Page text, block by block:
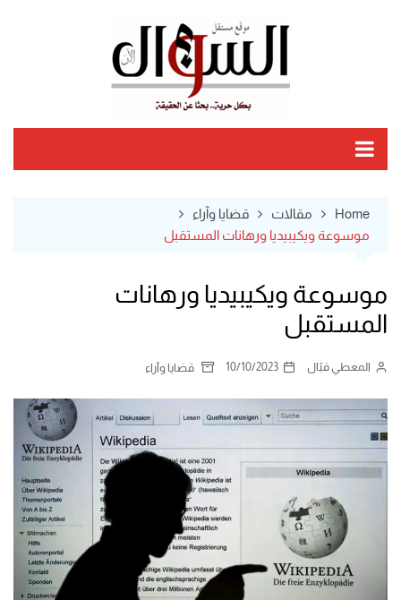
Home مقالات
قضايا وآراء
موسوعة ويكيبيديا ورهانات المستقبل
موسوعة ويكيبيديا ورهانات
المستقبل
المعطي قبّال 10/10/2023 قضايا وآراء